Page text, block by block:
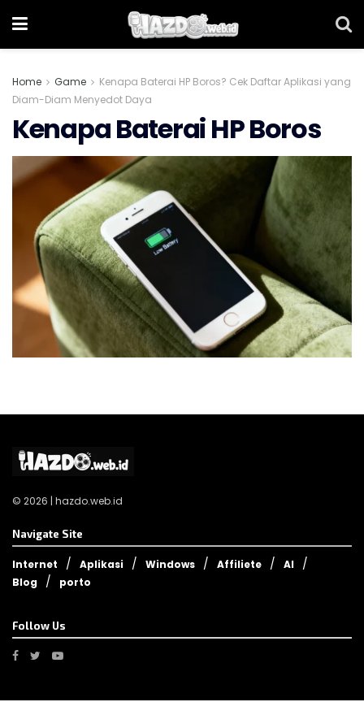
Home Game
Kenapa Baterai HP Boros? Cek Daftar Aplikasi yang
Diam-Diam Menyedot Daya
Kenapa Baterai HP Boros
© 2026 | hazdo.web.id
Navigate Site
Internet Aplikasi Windows Affiliete
AI
Blog
porto
Follow Us